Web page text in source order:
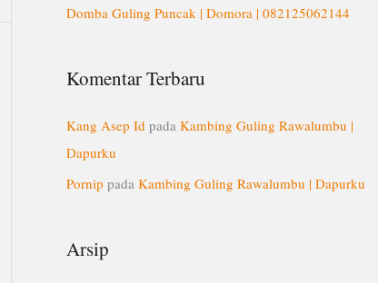
Domba Guling Puncak | Domora | 082125062144
Komentar Terbaru
Kang Asep Idpada Kambing Guling Rawalumbu |
Dapurku
Pornip pada Kambing Guling Rawalumbu | Dapurku
Arsip